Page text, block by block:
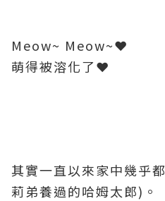
Meow~ Meow~❤
萌得被溶化了❤
其實一直以來家中幾乎
莉弟養過的哈姆太郎)。